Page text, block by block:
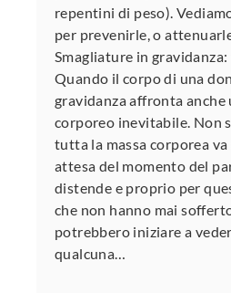
repentini di peso).
per prevenirle, o
Smagliature in
Quando il corpo di una
gravidanza affronta anche
corporeo inevitabile. Non
tutta la massa corporea
attesa del momento del
distende e proprio per
che non hanno mai
potrebbero iniziare a
qualcuna…